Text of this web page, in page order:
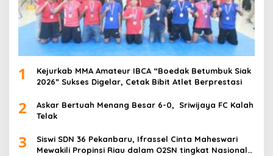
1
Kejurkab MMA Amateur IBCA “Boedak Betumbuk Siak
2026” Sukses Digelar, Cetak Bibit Atlet Berprestasi
2
Askar Bertuah Menang Besar 6-0, Sriwijaya FC Kalah
Telak
3
Siswi SDN 36 Pekanbaru, Ifrassel Cinta Maheswari
Mewakili Propinsi Riau dalam O2SN tingkat Nasional